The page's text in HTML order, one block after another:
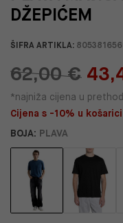
DŽEPIĆEM
ŠIFRA ARTIKLA:
62,00 €
*najniža cijena u
Cijena s -10% u
BOJA: PLAVA